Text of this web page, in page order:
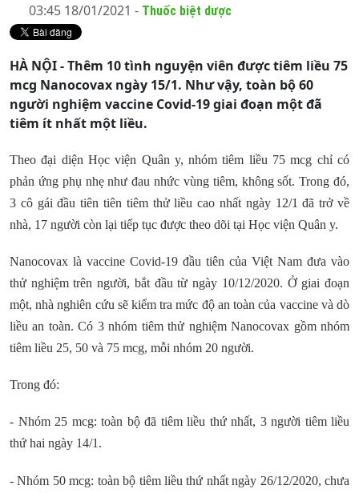
03:45 18/01/2021 - Thuốc biệt dược
HÀ NỘI - Thêm 10 tình nguyện viên được tiêm liều 75
mcg Nanocovax ngày 15/1. Như vậy, toàn bộ 60
người nghiệm vaccine Covid-19 giai đoạn một đã
tiêm ít nhất một liều.
Theo đại diện Học viện Quân y, nhóm tiêm liều 75 mcg chỉ có
phản ứng phụ nhẹ như đau nhức vùng tiêm, không sốt. Trong đó,
3 cô gái đầu tiên tiên tiêm thử liều cao nhất ngày 12/1 đã trở về
nhà, 17 người còn lại tiếp tục được theo dõi tại Học viện Quân y.
Nanocovax là vaccine Covid-19 đầu tiên của Việt Nam đưa vào
thử nghiệm trên người, bắt đầu từ ngày 10/12/2020. Ở giai đoạn
một, nhà nghiên cứu sẽ kiểm tra mức độ an toàn của vaccine và dò
liều an toàn. Có 3 nhóm tiêm thử nghiệm Nanocovax gồm nhóm
tiêm liều 25, 50 và 75 mcg, mỗi nhóm 20 người.
Trong đó:
- Nhóm 25 mcg: toàn bộ đã tiêm liều thứ nhất, 3 người tiêm liều
thứ hai ngày 14/1.
- Nhóm 50 mcg: toàn bộ tiêm liều thứ nhất ngày 26/12/2020, chưa